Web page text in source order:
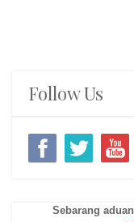
Follow Us
Sebarang